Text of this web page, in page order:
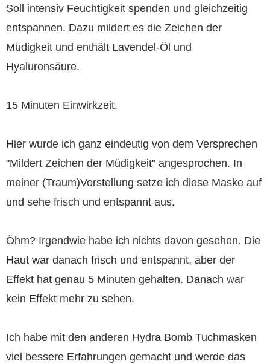
Soll intensiv Feuchtigkeit spenden und gleichzeitig
entspannen. Dazu mildert es die Zeichen der
Müdigkeit und enthält Lavendel-Öl und
Hyaluronsäure.
15 Minuten Einwirkzeit.
Hier wurde ich ganz eindeutig von dem Versprechen
"Mildert Zeichen der Müdigkeit" angesprochen. In
meiner (Traum)Vorstellung setze ich diese Maske auf
und sehe frisch und entspannt aus.
Öhm? Irgendwie habe ich nichts davon gesehen. Die
Haut war danach frisch und entspannt, aber der
Effekt hat genau 5 Minuten gehalten. Danach war
kein Effekt mehr zu sehen.
Ich habe mit den anderen Hydra Bomb Tuchmasken
viel bessere Erfahrungen gemacht und werde das